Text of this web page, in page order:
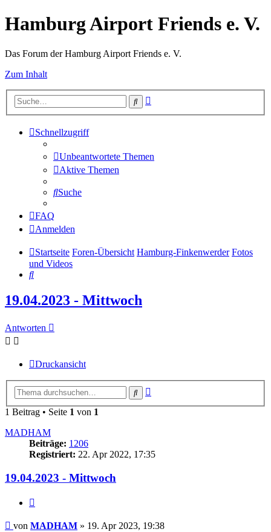
Hamburg Airport Friends e. V.
Das Forum der Hamburg Airport Friends e. V.
Zum Inhalt
Suche
Schnellzugriff
Unbeantwortete Themen
Aktive Themen
Suche
FAQ
Anmelden
Startseite Foren-Übersicht Hamburg-Finkenwerder Fotos
und Videos
Suche
19.04.2023 - Mittwoch
Antworten
Druckansicht
Suche
1 Beitrag • Seite 1 von 1
MADHAM
Beiträge: 1206
Registriert: 22. Apr 2022, 17:35
19.04.2023 - Mittwoch
Beitrag
von MADHAM » 19. Apr 2023, 19:38